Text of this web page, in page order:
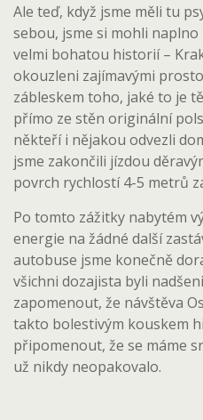
Ale teď, když jsme měli tu
sebou, jsme si mohli
velmi bohatou historií –
okouzleni zajímavými
zábleskem toho, jaké to je
přímo ze stěn originální
někteří i nějakou odvezli
jsme zakončili jízdou
povrch rychlostí 4-5 metrů
Po tomto zážitky nabytém
energie na žádné další
autobuse jsme konečně
všichni dozajista byli
zapomenout, že návštěva
takto bolestivým kouskem
připomenout, že se máme
už nikdy neopakovalo.